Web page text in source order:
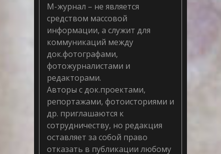
М-журнал – не является
средством массовой
информации, а служит для
коммуникаций между
док.фотографами,
фотожурналистами и
редакторами.
Авторы с док.проектами,
репортажами, фотоисториями и
др. приглашаются к
сотрудничеству, но редакция
оставляет за собой право
отказать в публикации любому